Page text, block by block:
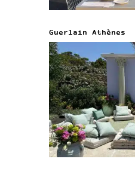
Guerlain Athènes